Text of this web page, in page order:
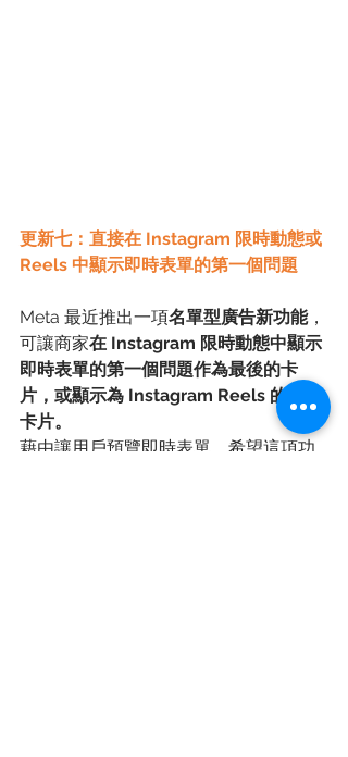
更新七：直接在 Instagram 限時動態或
Reels 中顯示即時表單的第一個問題
Meta 最近推出一項名單型廣告新功能，
可讓商家在 Instagram 限時動態中顯示
即時表單的第一個問題作為最後的卡
片，或顯示為 Instagram Reels 的結束
卡片。
藉由讓用戶預覽即時表單，希望這項功